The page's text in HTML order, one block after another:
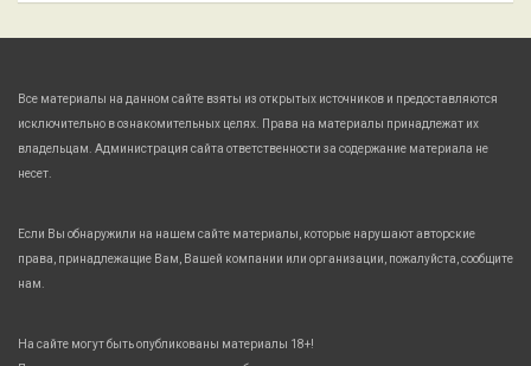
Все материалы на данном сайте взяты из открытых источников и предоставляются
исключительно в ознакомительных целях. Права на материалы принадлежат их
владельцам. Администрация сайта ответственности за содержание материала не
несет.
Если Вы обнаружили на нашем сайте материалы, которые нарушают авторские
права, принадлежащие Вам, Вашей компании или организации, пожалуйста, сообщите
нам.
На сайте могут быть опубликованы материалы 18+!